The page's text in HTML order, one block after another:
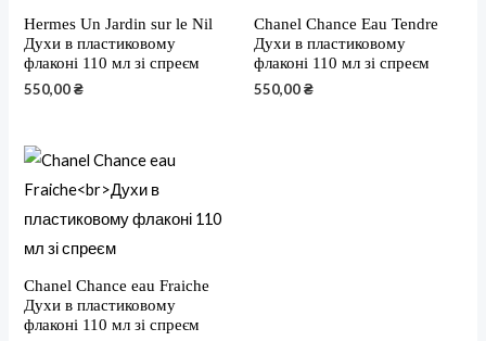
Hermes Un Jardin sur le Nil
Духи в пластиковому
флаконі 110 мл зі спреєм
550,00₴
Chanel Chance Eau Tendre
Духи в пластиковому
флаконі 110 мл зі спреєм
550,00₴
Chanel Chance eau Fraiche
Духи в пластиковому
флаконі 110 мл зі спреєм